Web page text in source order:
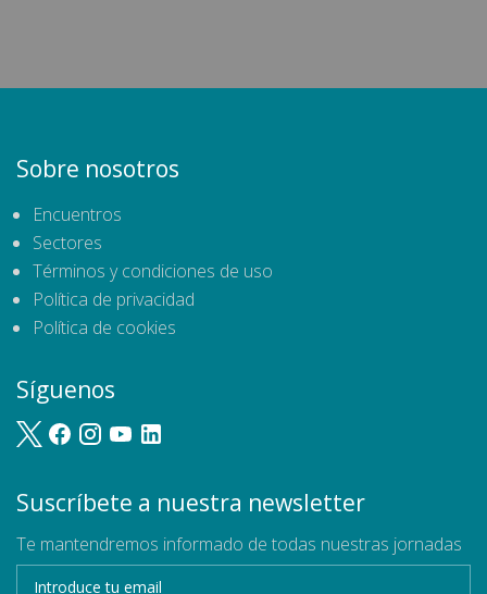
Sobre nosotros
Encuentros
Sectores
Términos y condiciones de uso
Política de privacidad
Política de cookies
Síguenos
Suscríbete a nuestra newsletter
Te mantendremos informado de todas nuestras jornadas